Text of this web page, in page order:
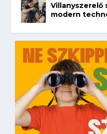
Villanyszerelő
modern